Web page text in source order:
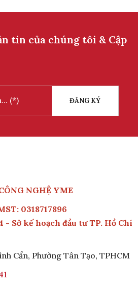
Động Cơ Máy Kéo Thang Máy
Cáp Dẹt
Cảm Biến Dừng Tầng Thang
Máy
tin của chúng tôi & Cập
ĐĂNG KÝ
NGHỆ YME
0318717896
- Sở kế hoạch đầu tư TP. Hồ Chí
Cẩn, Phường Tân Tạo, TPHCM